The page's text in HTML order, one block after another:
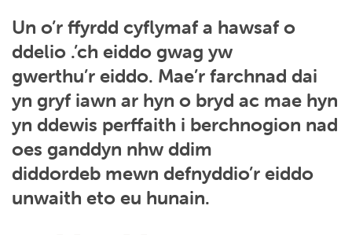
Un o’r ffyrdd cyflymaf a hawsaf o
ddelio .’ch eiddo gwag yw
gwerthu’r eiddo. Mae’r farchnad dai
yn gryf iawn ar hyn o bryd ac mae hyn
yn ddewis perffaith i berchnogion nad
oes ganddyn nhw ddim
diddordeb mewn defnyddio’r eiddo
unwaith eto eu hunain.